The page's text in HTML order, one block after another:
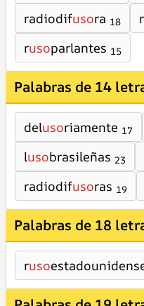
radiodifusora 18 r
rusoparlantes 15
Palabras de 14
delusoriamente 17
lusobrasileñas 23
radiodifusoras 19
Palabras de 18
ruso